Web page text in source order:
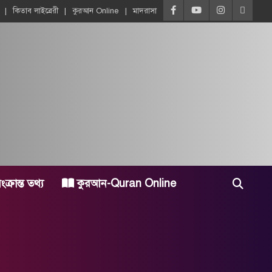
কিতাব লাইব্রেরী কুরআন Online মাদরাসা
তথ্য কুরআন-Quran Online